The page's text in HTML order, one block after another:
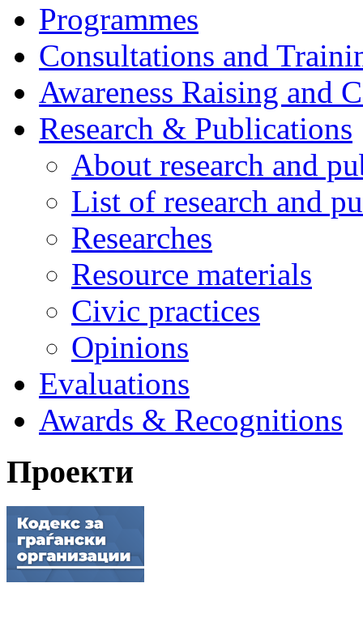
Programmes
Consultations and
Awareness Raising and
Research & Publications
About research and
List of research and
Researches
Resource materials
Civic practices
Opinions
Evaluations
Awards & Recognitions
Проекти